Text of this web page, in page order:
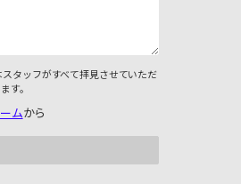
タッフがすべて拝見させていただ
す。
ムから